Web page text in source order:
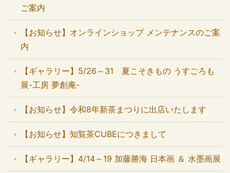
ご案内
【お知らせ】オンラインショップ メンテナンスのご案
内
【ギャラリー】5/26～31 夏こそきもの うすごろも
展-工房 夢創庵-
【お知らせ】令和8年新茶まつりに出店いたします
【お知らせ】知覧茶CUBEにつきまして
【ギャラリー】4/14～19 加藤勝海 日本画 ＆ 水墨画展